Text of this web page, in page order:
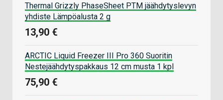
Thermal Grizzly PhaseSheet PTM jäähdytyslevyn
yhdiste Lämpöalusta 2 g
13,90 €
ARCTIC Liquid Freezer III Pro 360 Suoritin
Nestejäähdytyspakkaus 12 cm musta 1 kpl
75,90 €